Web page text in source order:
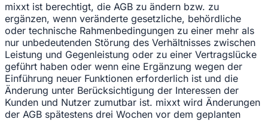
mixxt ist berechtigt, die AGB zu ändern bzw. zu
ergänzen, wenn veränderte gesetzliche, behördliche
oder technische Rahmenbedingungen zu einer mehr als
nur unbedeutenden Störung des Verhältnisses zwischen
Leistung und Gegenleistung oder zu einer Vertragslücke
geführt haben oder wenn eine Ergänzung wegen der
Einführung neuer Funktionen erforderlich ist und die
Änderung unter Berücksichtigung der Interessen der
Kunden und Nutzer zumutbar ist. mixxt wird Änderungen
der AGB spätestens drei Wochen vor dem geplanten